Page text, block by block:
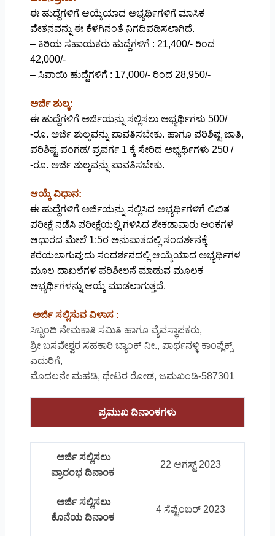
ಈ ಹುದ್ದೆಗಳಿಗೆ ಆಯ್ಕೆಯಾದ ಅಭ್ಯರ್ಥಿಗಳಿಗೆ ಮಾಸಿಕ
ವೇತನವನ್ನು ಈ ಕೆಳಗಿನಂತೆ ನಿಗದಿಪಡಿಸಲಾಗಿದೆ.
– ಕಿರಿಯ ಸಹಾಯಕರು ಹುದ್ದೆಗಳಿಗೆ : 21,400/- ರಿಂದ
42,000/-
– ಸಿಪಾಯಿ ಹುದ್ದೆಗಳಿಗೆ : 17,000/- ರಿಂದ 28,950/-
ಅರ್ಜಿ ಶುಲ್ಕ:
ಈ ಹುದ್ದೆಗಳಿಗೆ ಅರ್ಜಿಯನ್ನು ಸಲ್ಲಿಸಲು ಅಭ್ಯರ್ಥಿಗಳು 500/
-ರೂ. ಅರ್ಜಿ ಶುಲ್ಕವನ್ನು ಪಾವತಿಸಬೇಕು. ಹಾಗೂ ಪರಿಶಿಷ್ಟ ಜಾತಿ,
ಪರಿಶಿಷ್ಟ ಪಂಗಡ/ ಪ್ರವರ್ಗ 1 ಕ್ಕೆ ಸೇರಿದ ಅಭ್ಯರ್ಥಿಗಳು 250 /
-ರೂ. ಅರ್ಜಿ ಶುಲ್ಕವನ್ನು ಪಾವತಿಸಬೇಕು.
ಆಯ್ಕೆ ವಿಧಾನ:
ಈ ಹುದ್ದೆಗಳಿಗೆ ಅರ್ಜಿಯನ್ನು ಸಲ್ಲಿಸಿದ ಅಭ್ಯರ್ಥಿಗಳಿಗೆ ಲಿಖಿತ
ಪರೀಕ್ಷೆ ನಡೆಸಿ ಪರೀಕ್ಷೆಯಲ್ಲಿ ಗಳಿಸಿದ ಶೇಕಡಾವಾರು ಅಂಕಗಳ
ಆಧಾರದ ಮೇಲೆ 1:5ರ ಅನುಪಾತದಲ್ಲಿ ಸಂದರ್ಶನಕ್ಕೆ
ಕರೆಯಲಾಗುವುದು ಸಂದರ್ಶನದಲ್ಲಿ ಆಯ್ಕೆಯಾದ ಅಭ್ಯರ್ಥಿಗಳ
ಮೂಲ ದಾಖಲೆಗಳ ಪರಿಶೀಲನೆ ಮಾಡುವ ಮೂಲಕ
ಅಭ್ಯರ್ಥಿಗಳನ್ನು ಆಯ್ಕೆ ಮಾಡಲಾಗುತ್ತದೆ.
ಅರ್ಜಿ ಸಲ್ಲಿಸುವ ವಿಳಾಸ :
ಸಿಬ್ಬಂದಿ ನೇಮಕಾತಿ ಸಮಿತಿ ಹಾಗೂ ವ್ಯೆವಸ್ಥಾಪಕರು,
ಶ್ರೀ ಬಸವೇಶ್ವರ ಸಹಕಾರಿ ಬ್ಯಾಂಕ್ ನೀ., ಪಾರ್ಥನಳ್ಳಿ ಕಾಂಪ್ಲೆಕ್ಸ್
ಎದುರಿಗೆ,
ಮೊದಲನೇ ಮಹಡಿ, ಥೇಟರ ರೋಡ, ಜಮಖಂಡಿ-587301
ಪ್ರಮುಖ ದಿನಾಂಕಗಳು
ಅರ್ಜಿ ಸಲ್ಲಿಸಲು
ಪ್ರಾರಂಭ ದಿನಾಂಕ
22 ಆಗಸ್ಟ್ 2023
ಅರ್ಜಿ ಸಲ್ಲಿಸಲು
ಕೊನೆಯ ದಿನಾಂಕ
4 ಸೆಪ್ಟೆಂಬರ್ 2023